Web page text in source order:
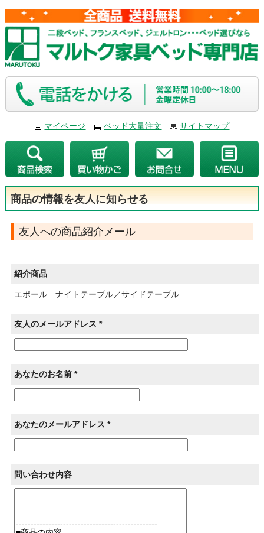
マイページ ベッド大量注文 サイトマップ
商品の情報を友人に知らせる
友人への商品紹介メール
紹介商品
エポール ナイトテーブル／サイドテーブル
友人のメールアドレス *
あなたのお名前 *
あなたのメールアドレス *
問い合わせ内容